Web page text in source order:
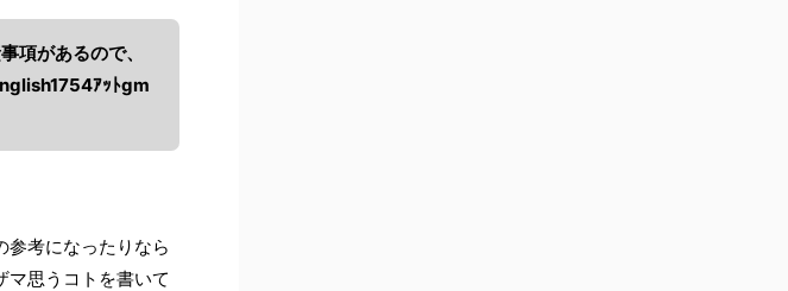
項があるので、
ｱｯﾄgm
参考になったりなら
マ思うコトを書いて